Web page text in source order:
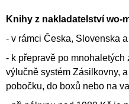
Knihy z nakladatelství wo-
- v rámci Česka, Slovenska
- k přepravě po
výlučně systém Zásilkovny,
pobočku, do boxů nebo na
T
E
A
J